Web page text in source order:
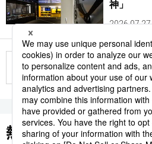
神」
2026.07.27
更多
熱門關鍵詞